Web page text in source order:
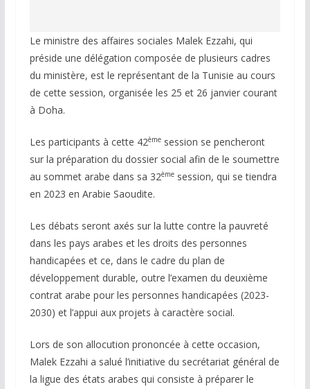
Le ministre des affaires sociales Malek Ezzahi, qui
préside une délégation composée de plusieurs cadres
du ministère, est le représentant de la Tunisie au cours
de cette session, organisée les 25 et 26 janvier courant
à Doha.
Les participants à cette 42èmesession se pencheront
sur la préparation du dossier social afin de le soumettre
au sommet arabe dans sa 32èmesession, qui se tiendra
en 2023 en Arabie Saoudite.
Les débats seront axés sur la lutte contre la pauvreté
dans les pays arabes et les droits des personnes
handicapées et ce, dans le cadre du plan de
développement durable, outre l’examen du deuxième
contrat arabe pour les personnes handicapées (2023-
2030) et l’appui aux projets à caractère social.
Lors de son allocution prononcée à cette occasion,
Malek Ezzahi a salué l’initiative du secrétariat général de
la ligue des états arabes qui consiste à préparer le